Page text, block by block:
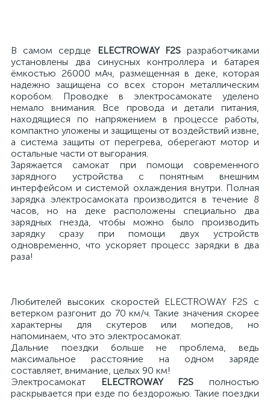
В самом сердце ELECTROWAY F2Sразработчиками
установлены два синусных контроллера и батарея
ёмкостью 26000 мАч, размещенная в деке, которая
надежно защищена со всех сторон металлическим
коробом. Проводке в электросамокате уделено
немало внимания. Все провода и детали питания,
находящиеся по напряжением в процессе работы,
компактно уложены и защищены от воздействий извне,
а система защиты от перегрева, оберегают мотор и
остальные части от выгорания.
Заряжается самокат при помощи современного
зарядного устройства с понятным внешним
интерфейсом и системой охлаждения внутри. Полная
зарядка электросамоката производится в течение 8
часов, но на деке расположены специально два
зарядных гнезда, чтобы можно было производить
зарядку сразу при помощи двух устройств
одновременно, что ускоряет процесс зарядки в два
раза!
Любителей высоких скоростей ELECTROWAY F2S с
ветерком разгонит до 70 км/ч. Такие значения скорее
характерны для скутеров или мопедов, но
напоминаем, что это электросамокат.
Дальние поездки больше не проблема, ведь
максимальное расстояние на одном заряде
составляет, внимание, целых 90 км!
Электросамокат ELECTROWAY F2S полностью
раскрывается при езде по бездорожью. Такие поездки